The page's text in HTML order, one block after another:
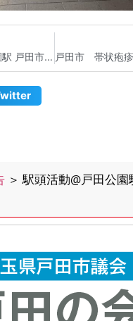
駅頭活動@戸田公園駅 戸田市議会議員 宮内そうこ
＞駅頭活動@戸田公